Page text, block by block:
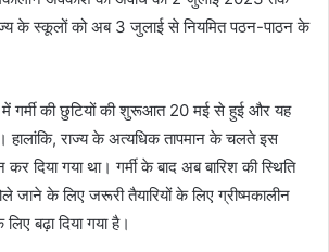
के स्कूलों को अब 3 जुलाई से नियमित पठन-पाठन के
में गर्मी की छुटियों की शुरूआत 20 मई से हुई और यह
हालांकि, राज्य के अत्यधिक तापमान के चलते इस
दिया गया था। गर्मी के बाद अब बारिश की स्थिति
के लिए जरूरी तैयारियों के लिए ग्रीष्मकालीन
बढ़ा दिया गया है।